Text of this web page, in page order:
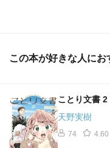
この本が好きな人にお
ことり文書
天野実樹
74 4.60